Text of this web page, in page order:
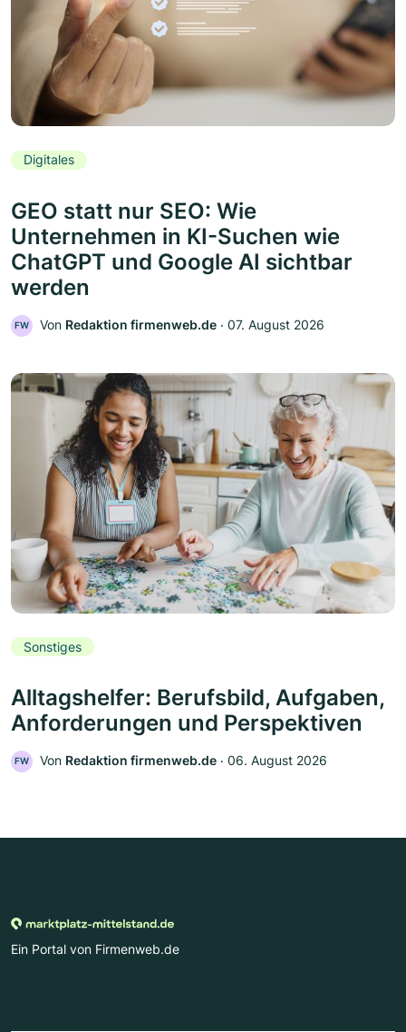
Digitales
GEO statt nur SEO: Wie
Unternehmen in KI-Suchen wie
ChatGPT und Google AI sichtbar
werden
FW Von Redaktion firmenweb.de ‧ 07. August 2026
Sonstiges
Alltagshelfer: Berufsbild, Aufgaben,
Anforderungen und Perspektiven
FW Von Redaktion firmenweb.de ‧ 06. August 2026
Ein Portal von Firmenweb.de